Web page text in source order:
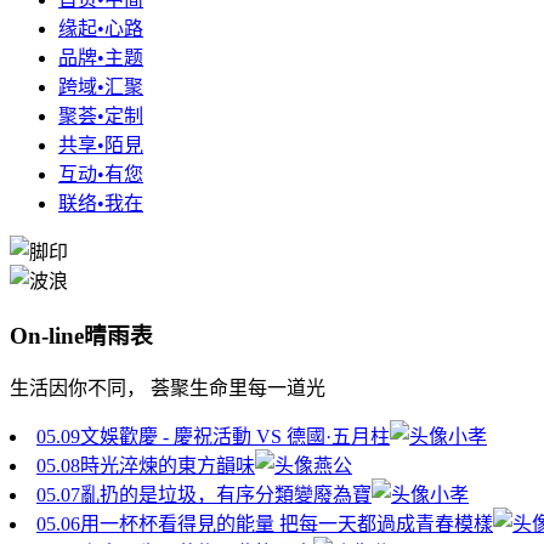
缘起•心路
品牌•主题
跨域•汇聚
聚荟•定制
共享•陌見
互动•有您
联络•我在
On-line晴雨表
生活因你不同， 荟聚生命里每一道光
05.09文娛歡慶 - 慶祝活動 VS 德國·五月柱
小孝
05.08時光淬煉的東方韻味
燕公
05.07亂扔的是垃圾，有序分類變廢為寶
小孝
05.06用一杯杯看得見的能量 把每一天都過成青春模樣